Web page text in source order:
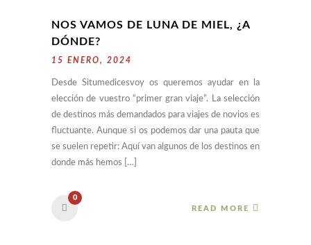
NOS VAMOS DE LUNA DE MIEL, ¿A
DÓNDE?
15 ENERO, 2024
Desde Situmedicesvoy os queremos ayudar en la
elección de vuestro “primer gran viaje”. La selección
de destinos más demandados para viajes de novios es
fluctuante. Aunque si os podemos dar una pauta que
se suelen repetir: Aquí van algunos de los destinos en
donde más hemos […]
0
READ MORE